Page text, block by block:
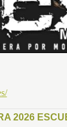
2026